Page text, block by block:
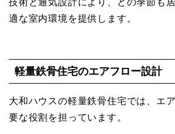
技術と通気設計により、どの季節も
適な室内環境を提供します。
軽量鉄骨住宅のエアフロー設計
大和ハウスの軽量鉄骨住宅では、エ
要な役割を担っています。